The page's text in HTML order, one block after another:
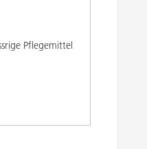
Pflegemittel